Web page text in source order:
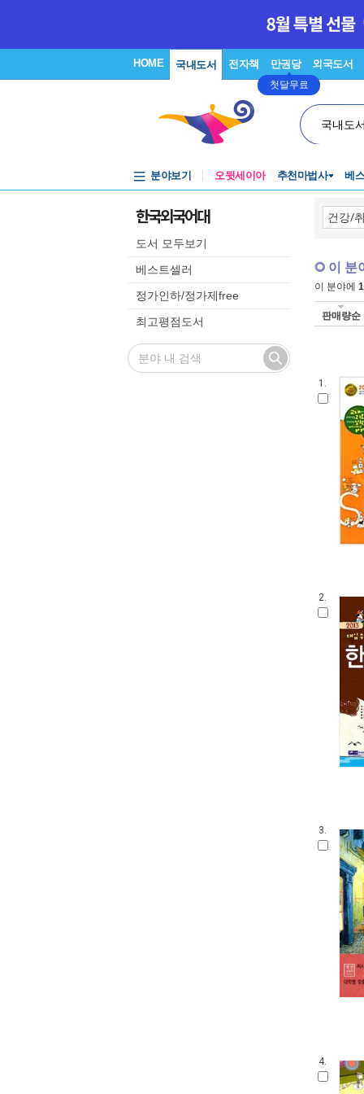
HOME 국내도서 전자책 만권당
첫달무료
외국도서
국내도
분야보기 오뒷세이아 추천마법사 베
한국외국어대
도서 모두보기
베스트셀러
정가인하/정가제free
최고평점도서
이 분
이 분야에
판매량순
1.
2.
3.
4.